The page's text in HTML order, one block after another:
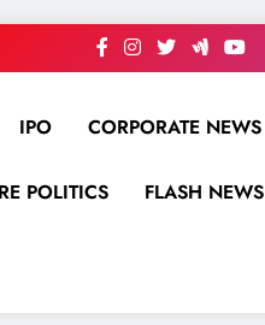
IPO CORPORATE NEWS
POLITICS FLASH NEWS